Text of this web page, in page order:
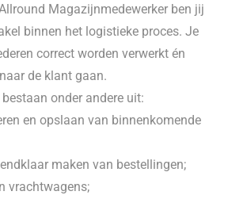
Magazijnmedewerker ben jij
binnen het logistieke proces. Je
correct worden verwerkt én
de klant gaan.
onder andere uit:
en opslaan van binnenkomende
maken van bestellingen;
vrachtwagens;